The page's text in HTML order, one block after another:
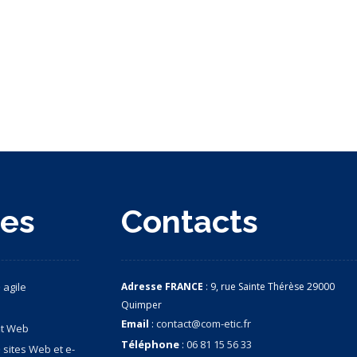
agile
Web
Web et e-
Contacts
Adresse FRANCE : 9, rue Sainte Thérèse 29000
Quimper
Email :contact@com-etic.fr
Téléphone :06 81 15 56 33